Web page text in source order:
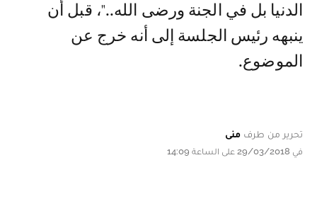
الدنيا بل في الجنة ورضى الله.."، قبل أن
ينبهه رئيس الجلسة إلى أنه خرج عن
الموضوع.
تحرير من طرف منى
في 29/03/2018 على الساعة 14:09